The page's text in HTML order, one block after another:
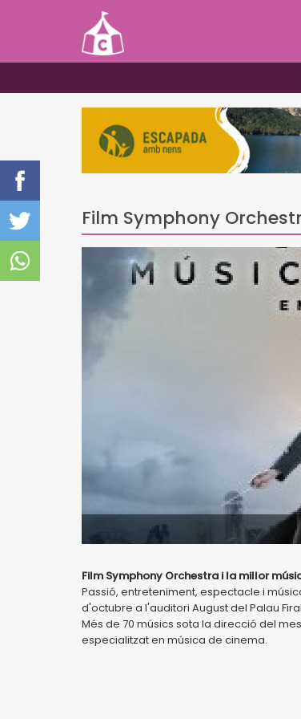
Film Symphony
Film Symphony Orchestra i la millor
Passió, entreteniment, espectacle i
d'octubre a l'auditori August del Palau
Més de 70 músics sota la direcció del
especialitzat en música de cinema.